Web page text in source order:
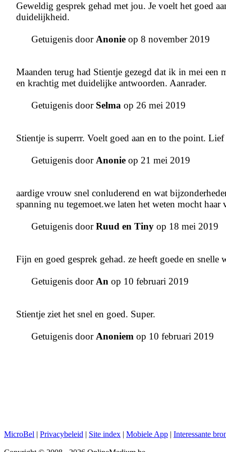
Geweldig gesprek gehad met jou. Je voelt het goed
duidelijkheid.
Getuigenis doorAnonie op 8 november 2019
Maanden terug had Stientje gezegd dat ik in mei
en krachtig met duidelijke antwoorden. Aanrader.
Getuigenis door Selma op 26 mei 2019
Stientje is superrr. Voelt goed aan en to the point.
Getuigenis doorAnonie op 21 mei 2019
aardige vrouw snel conluderend en wat
spanning nu tegemoet.we laten het weten mocht
Getuigenis doorRuud en Tiny op 18 mei 2019
Fijn en goed gesprek gehad. ze heeft goede en snelle
Getuigenis doorAn op 10 februari 2019
Stientje ziet het snel en goed. Super.
Getuigenis doorAnoniem op 10 februari 2019
MicroBel | Privacybeleid | Site index | Mobiele App | Interessante